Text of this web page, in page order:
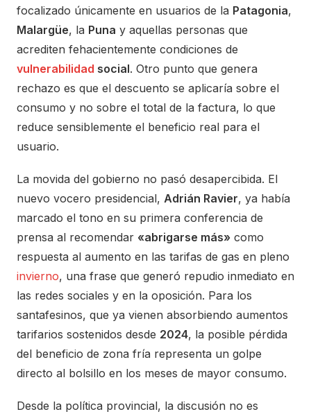
focalizado únicamente en usuarios de la Patagonia,
Malargüe, la Puna y aquellas personas que
acrediten fehacientemente condiciones de
vulnerabilidad social. Otro punto que genera
rechazo es que el descuento se aplicaría sobre el
consumo y no sobre el total de la factura, lo que
reduce sensiblemente el beneficio real para el
usuario.
La movida del gobierno no pasó desapercibida. El
nuevo vocero presidencial, Adrián Ravier, ya había
marcado el tono en su primera conferencia de
prensa al recomendar «abrigarse más» como
respuesta al aumento en las tarifas de gas en pleno
invierno, una frase que generó repudio inmediato en
las redes sociales y en la oposición. Para los
santafesinos, que ya vienen absorbiendo aumentos
tarifarios sostenidos desde 2024, la posible pérdida
del beneficio de zona fría representa un golpe
directo al bolsillo en los meses de mayor consumo.
Desde la política provincial, la discusión no es